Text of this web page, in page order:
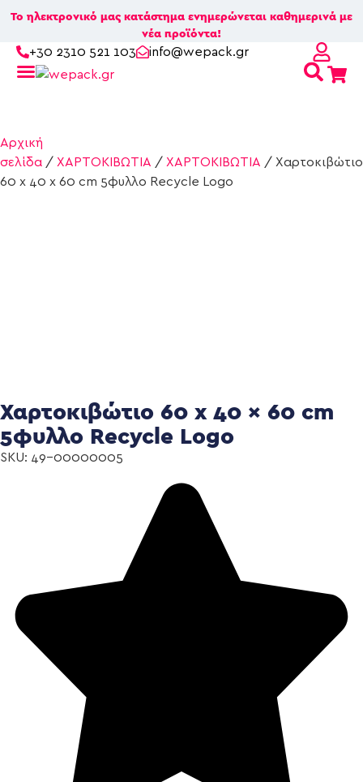
Το ηλεκτρονικό μας κατάστημα ενημερώνεται καθημερινά με
νέα προϊόντα!
+30 2310 521 103 info@wepack.gr
Αρχική
σελίδα / ΧΑΡΤΟΚΙΒΩΤΙΑ / ΧΑΡΤΟΚΙΒΩΤΙΑ / Χαρτοκιβώτιο
60 x 40 x 60 cm 5φυλλο Recycle Logo
Χαρτοκιβώτιο 60 x 40 x 60 cm
5φυλλο Recycle Logo
SKU: 49-00000005